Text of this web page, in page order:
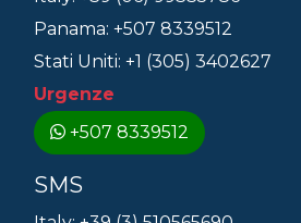
Panama: +507 8339512
Stati Uniti: +1 (305) 3402627
Urgenze
+507 8339512
SMS